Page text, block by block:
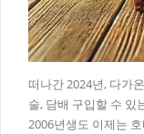
떠나간 2024년, 다가
술, 담배 구입할 수 있
2006년생도 이제는